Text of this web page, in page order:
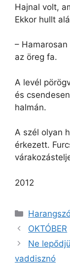
Hajnal volt,
Ekkor hullt
–
az öreg fa.
A levél
és
halmán.
A szél olyan
érkezett.
2012
OKTÓBER
Ne
vaddisznó